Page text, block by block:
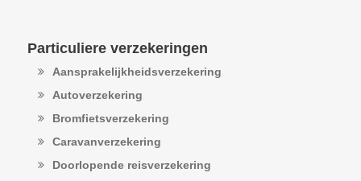
Particuliere verzekeringen
Aansprakelijkheidsverzekering
Autoverzekering
Bromfietsverzekering
Caravanverzekering
Doorlopende reisverzekering